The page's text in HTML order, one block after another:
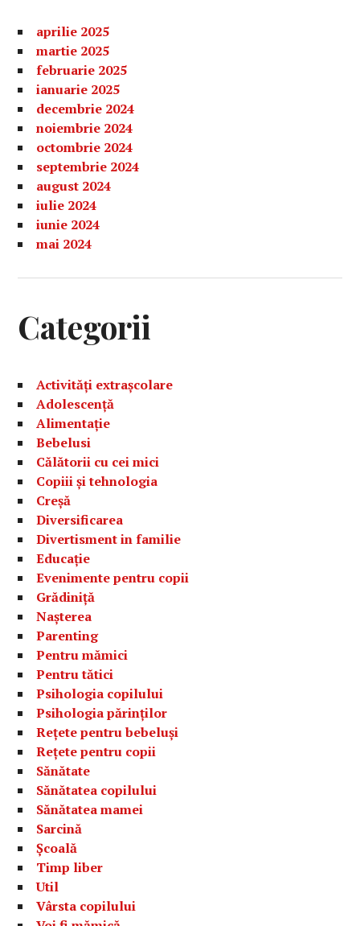
aprilie 2025
martie 2025
februarie 2025
ianuarie 2025
decembrie 2024
noiembrie 2024
octombrie 2024
septembrie 2024
august 2024
iulie 2024
iunie 2024
mai 2024
Categorii
Activități extrașcolare
Adolescență
Alimentație
Bebelusi
Călătorii cu cei mici
Copiii și tehnologia
Creșă
Diversificarea
Divertisment in familie
Educație
Evenimente pentru copii
Grădiniță
Nașterea
Parenting
Pentru mămici
Pentru tătici
Psihologia copilului
Psihologia părinților
Rețete pentru bebeluși
Rețete pentru copii
Sănătate
Sănătatea copilului
Sănătatea mamei
Sarcină
Școală
Timp liber
Util
Vârsta copilului